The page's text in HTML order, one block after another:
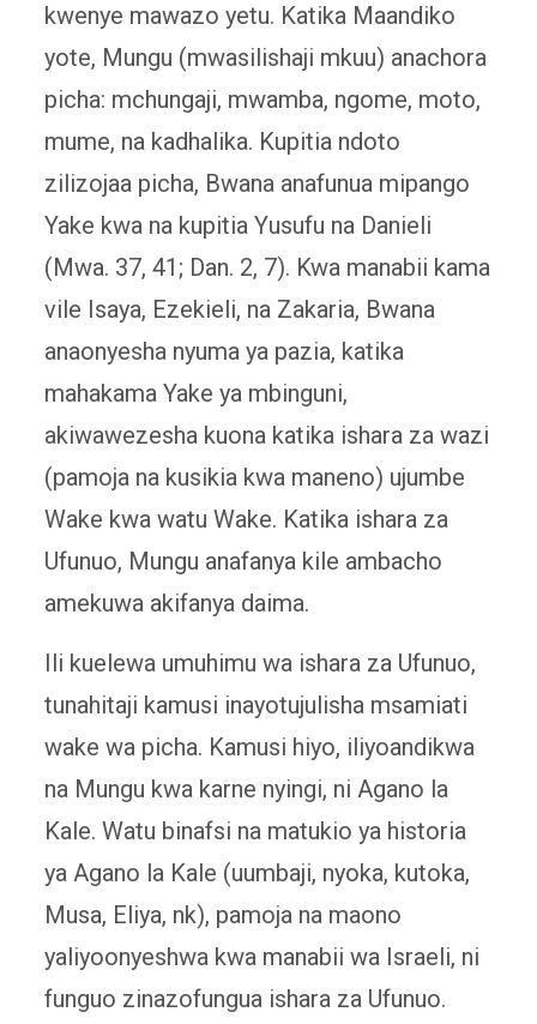
kwenye mawazo yetu. Katika Maandiko
yote, Mungu (mwasilishaji mkuu) anachora
picha: mchungaji, mwamba, ngome, moto,
mume, na kadhalika. Kupitia ndoto
zilizojaa picha, Bwana anafunua mipango
Yake kwa na kupitia Yusufu na Danieli
(Mwa. 37, 41; Dan. 2, 7). Kwa manabii kama
vile Isaya, Ezekieli, na Zakaria, Bwana
anaonyesha nyuma ya pazia, katika
mahakama Yake ya mbinguni,
akiwawezesha kuona katika ishara za wazi
(pamoja na kusikia kwa maneno) ujumbe
Wake kwa watu Wake. Katika ishara za
Ufunuo, Mungu anafanya kile ambacho
amekuwa akifanya daima.
Ili kuelewa umuhimu wa ishara za Ufunuo,
tunahitaji kamusi inayotujulisha msamiati
wake wa picha. Kamusi hiyo, iliyoandikwa
na Mungu kwa karne nyingi, ni Agano la
Kale. Watu binafsi na matukio ya historia
ya Agano la Kale (uumbaji, nyoka, kutoka,
Musa, Eliya, nk), pamoja na maono
yaliyoonyeshwa kwa manabii wa Israeli, ni
funguo zinazofungua ishara za Ufunuo.